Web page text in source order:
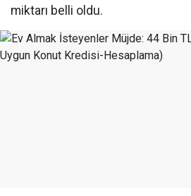
miktarı belli oldu.